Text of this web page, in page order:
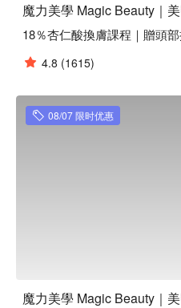
魔力美學 Magic Beauty｜
18％杏仁酸換膚課程｜贈頭
4.8 (1615)
08/07 限时优惠
魔力美學 Magic Beauty｜